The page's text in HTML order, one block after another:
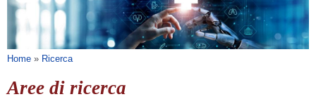
BIBLIOTECHE
SERVIZI
Tu sei qui
Home » Ricerca
Aree di ricerca